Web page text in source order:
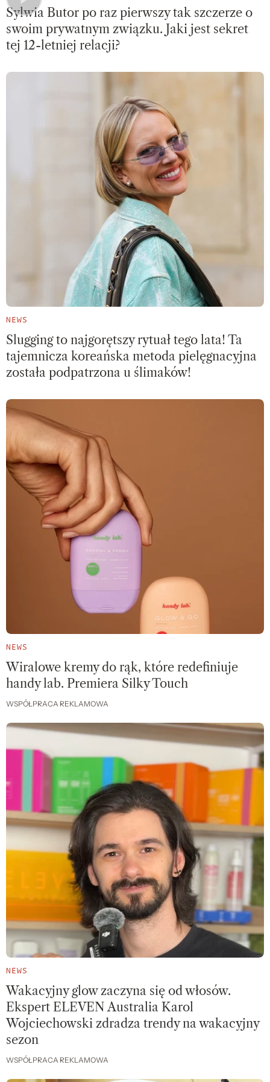
Sylwia Butor po raz pierwszy tak szczerze o
swoim prywatnym związku. Jaki jest sekret
tej 12-letniej relacji?
NEWS
Slugging to najgorętszy rytuał tego lata! Ta
tajemnicza koreańska metoda pielęgnacyjna
została podpatrzona u ślimaków!
NEWS
Wiralowe kremy do rąk, które redefiniuje
handy lab. Premiera Silky Touch
WSPÓŁPRACA REKLAMOWA
NEWS
Wakacyjny glow zaczyna się od włosów.
Ekspert ELEVEN Australia Karol
Wojciechowski zdradza trendy na wakacyjny
sezon
WSPÓŁPRACA REKLAMOWA